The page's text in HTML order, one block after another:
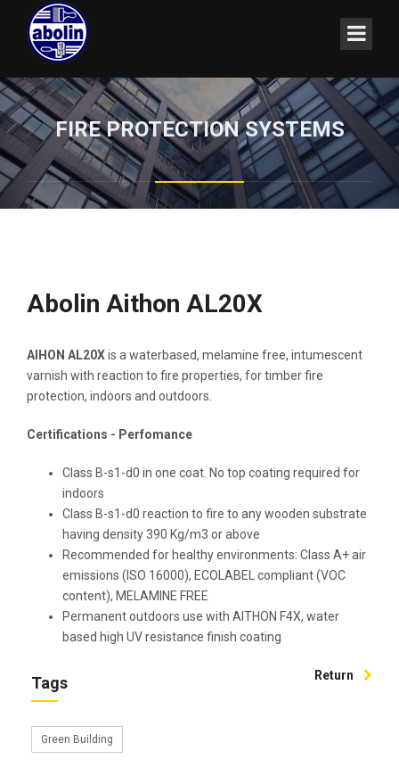
FIRE PROTECTION SYSTEMS
Abolin Aithon AL20X
AIHON AL20Xis a waterbased, melamine free, intumescent
varnish with reaction to fire properties, for timber fire
protection, indoors and outdoors.
Certifications - Perfomance
Class B-s1-d0 in one coat. No top coating required for
indoors
Class B-s1-d0 reaction to fire to any wooden substrate
having density 390 Kg/m3 or above
Recommended for healthy environments: Class A+ air
emissions (ISO 16000), ECOLABEL compliant (VOC
content), MELAMINE FREE
Permanent outdoors use with AITHON F4X, water
based high UV resistance finish coating
Return
Tags
Green Building